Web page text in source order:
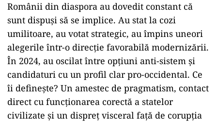
Românii din diaspora au dovedit constant că
sunt dispuși să se implice. Au stat la cozi
umilitoare, au votat strategic, au împins uneori
alegerile într-o direcție favorabilă modernizării.
În 2024, au oscilat între opțiuni anti-sistem și
candidaturi cu un profil clar pro-occidental. Ce
îi definește? Un amestec de pragmatism, contact
direct cu funcționarea corectă a statelor
civilizate și un dispreț visceral față de corupția